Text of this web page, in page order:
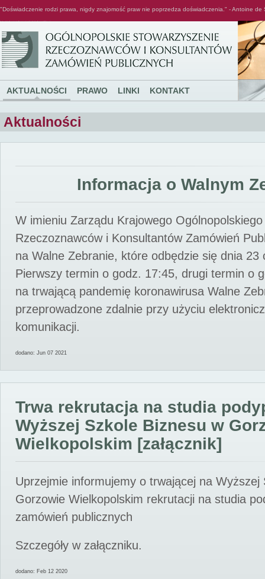
"Doświadczenie rodzi prawa, nigdy znajomość praw nie poprzedza doświadczenia." - Antoine de
AKTUALNOŚCI PRAWO LINKI KONTAKT
Aktualności
Informacja o Walnym
W imieniu Zarządu Krajowego
Rzeczoznawców i Konsultantów Zamówień
na Walne Zebranie, które odbędzie się dnia 23
Pierwszy termin o godz. 17:45, drugi termin o
na trwającą pandemię koronawirusa Walne
przeprowadzone zdalnie przy użyciu
komunikacji.
dodano: Jun 07 2021
Trwa rekrutacja na studia
Wyższej Szkole Biznesu w
Wielkopolskim [załącznik]
Uprzejmie informujemy o trwającej na Wyższej
Gorzowie Wielkopolskim rekrutacji na studia
zamówień publicznych
Szczegóły w załączniku.
dodano: Feb 12 2020